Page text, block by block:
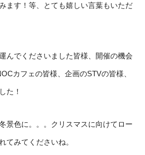
ます！等、とても嬉しい言葉もいただ
んでくださいました皆様、開催の機会
カフェの皆様、企画のSTVの皆様、
た！
景色に。。。クリスマスに向けてロー
てみてくださいね。